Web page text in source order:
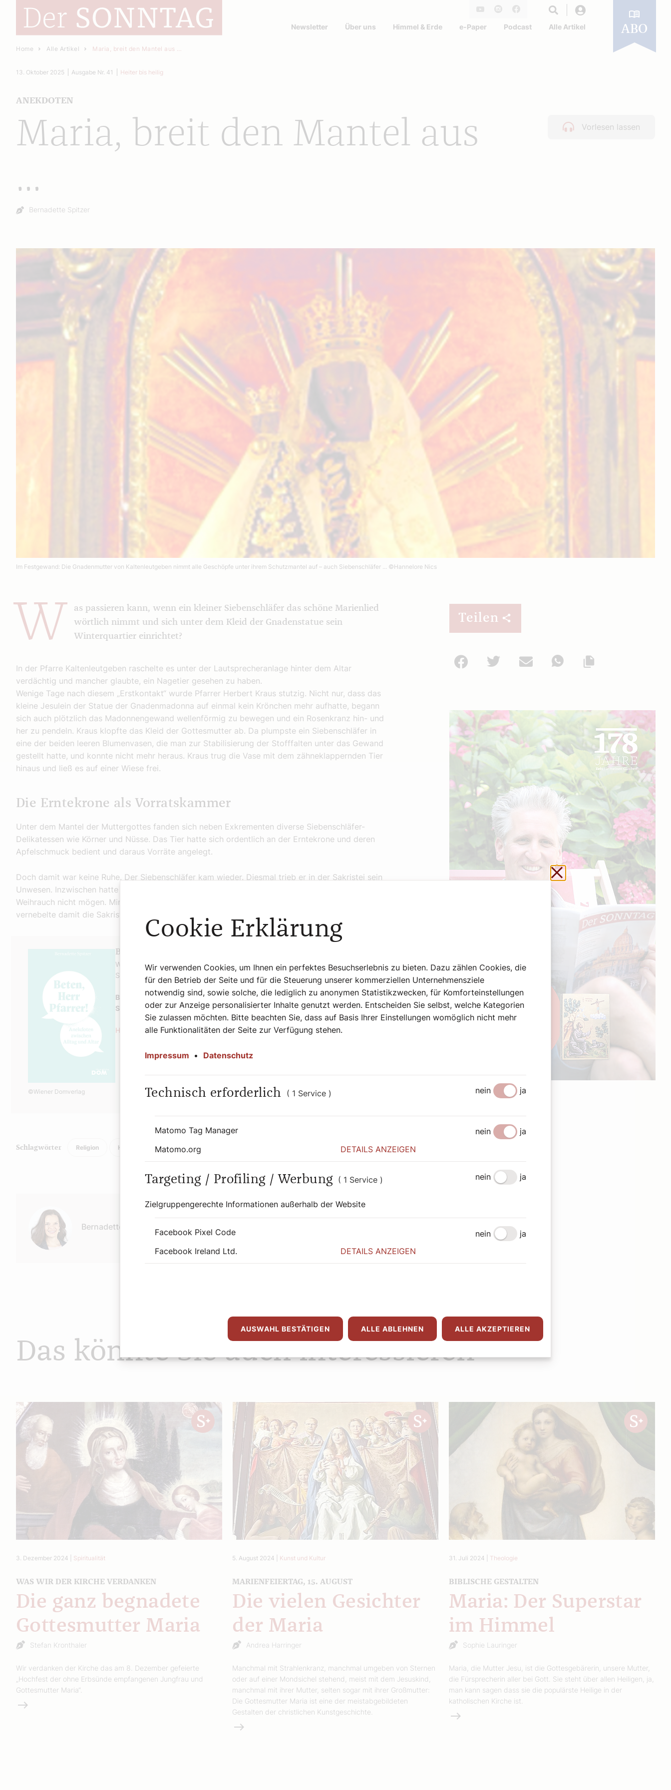
Facebook
Newsletter Über uns Himmel & Erde e-Paper Podcast Alle Artikel ABO
Home Alle Artikel Maria, breit den Mantel aus …
Vorlesen lassen
Maria, breit den Mantel aus
…
ANEKDOTEN
13. Oktober 2025 Ausgabe Nr. 41 Heiter bis heilig
Autor:
Bernadette Spitzer
Im Fest­gewand: Die Gnadenmutter von Kaltenleutgeben nimmt alle Geschöpfe unter ihrem Schutzmantel auf – auch Siebenschläfer ... ©Hannelore Nics
W
as passieren kann, wenn ein kleiner Siebenschläfer das schöne Marienlied
wörtlich nimmt und sich unter dem Kleid der Gnadenstatue sein
Winterquartier einrichtet?
In der Pfarre Kaltenleutgeben raschelte es unter der Lautsprecheranlage hinter dem Altar
verdächtig und mancher glaubte, ein Nagetier gesehen zu haben.
Wenige Tage nach diesem „Erstkontakt“ wurde Pfarrer Herbert Kraus stutzig. Nicht nur, dass das
kleine Jesulein der Statue der Gnadenmadonna auf einmal kein Krönchen mehr aufhatte, begann
sich auch plötzlich das Madonnengewand wellenförmig zu bewegen und ein Rosenkranz hin- und
her zu pendeln. Kraus klopfte das Kleid der Gottesmutter ab. Da plumpste ein Siebenschläfer in
eine der beiden leeren Blumenvasen, die man zur Stabilisierung der Stofffalten unter das Gewand
gestellt hatte, und konnte nicht mehr heraus. Kraus trug die Vase mit dem zähneklappernden Tier
hinaus und ließ es auf einer Wiese frei.
Die Erntekrone als Vorratskammer
Unter dem Mantel der Muttergottes fanden sich neben Exkrementen diverse Siebenschläfer-
Delikatessen wie Körner und Nüsse. Das Tier hatte sich ordentlich an der Erntekrone und deren
Apfelschmuck bedient und daraus Vorräte angelegt.
Doch damit war keine Ruhe. Der Siebenschläfer kam wieder. Diesmal trieb er in der Sakristei sein
Unwesen. Inzwischen hatte sich der Pfarrer schlaugemacht und wusste, dass diese Tiere
Weihrauch nicht mögen. Ministrant Michi produzierte deshalb gewaltige Weihrauchwolken und
vernebelte damit die Sakristei. Mit Erfolg. Der Siebenschläfer ward nicht mehr gesehen.
©Wiener Domverlag
Buchtipp: Beten, Herr Pfarrer!
Weitere lustige Anekdoten finden Sie in "Beten, Herr Pfarrer!" von Bernadette
Spitzer.
Beten, Herr Pfarrer! – Anekdoten zwischen Alltag und Altar. Von Bernadette
Spitzer, 176 Seiten, ISBN: 978-3-85351-332-3, EUR 27,00
Hier geht es zur Buchbestellung
Schlagwörter Religion History
Bernadette Spitzer
Teilen
Facebook
Twitter Mail
WhatsApp
Das könnte Sie auch interessieren
3. Dezember 2024 Spiritualität
WAS WIR DER KIRCHE VERDANKEN
Die ganz begnadete
Gottesmutter Maria
Stefan Kronthaler
Wir verdanken der Kirche das am 8. Dezember gefeierte
„Hochfest der ohne Erbsünde empfangenen Jungfrau und
Gottesmutter Maria“.
Weiterlesen
5. August 2024 Kunst und Kultur
MARIENFEIERTAG, 15. AUGUST
Die vielen Gesichter
der Maria
Andrea Harringer
Manchmal mit Strahlenkranz, manchmal umgeben von Sternen
oder auf einer Mondsichel stehend, meist mit dem Jesuskind,
manchmal mit ihrer Mutter, selten sogar mit ihrer Großmutter:
Die Gottesmutter Maria ist eine der meistabgebildeten
Gestalten der christlichen Kunstgeschichte.
Weiterlesen
31. Juli 2024 Theologie
BIBLISCHE GESTALTEN
Maria: Der Superstar
im Himmel
Sophie Lauringer
Maria, die Mutter Jesu, ist die Gottesgebärerin, unsere Mutter,
die Fürsprecherin aller bei Gott. Sie steht über allen Heiligen, ja,
man kann sagen dass sie die populärste Heilige in der
katholischen Kirche ist.
Weiterlesen
Schließen ohne zu
Cookie Erklärung
Wir verwenden Cookies, um Ihnen ein perfektes Besuchserlebnis zu bieten. Dazu zählen Cookies, die
für den Betrieb der Seite und für die Steuerung unserer kommerziellen Unternehmensziele
notwendig sind, sowie solche, die lediglich zu anonymen Statistikzwecken, für Komforteinstellungen
oder zur Anzeige personalisierter Inhalte genutzt werden. Entscheiden Sie selbst, welche Kategorien
Sie zulassen möchten. Bitte beachten Sie, dass auf Basis Ihrer Einstellungen womöglich nicht mehr
alle Funktionalitäten der Seite zur Verfügung stehen.
Impressum • Datenschutz
Technisch erforderlich ( 1 Service ) nein ja
Matomo Tag Manager nein
ja
Matomo.org
DETAILS ANZEIGEN
Targeting / Profiling / Werbung ( 1 Service )
Zielgruppengerechte Informationen außerhalb der Website
nein ja
Facebook Pixel Code nein
ja
Facebook Ireland Ltd.
DETAILS ANZEIGEN
AUSWAHL BESTÄTIGEN ALLE ABLEHNEN ALLE AKZEPTIEREN